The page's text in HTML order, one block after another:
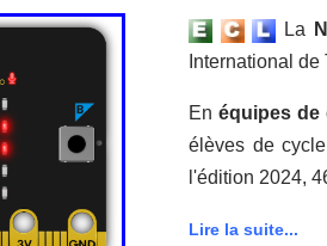
La
International
En équipes de
élèves de
l'édition 2024,
Lire la suite...